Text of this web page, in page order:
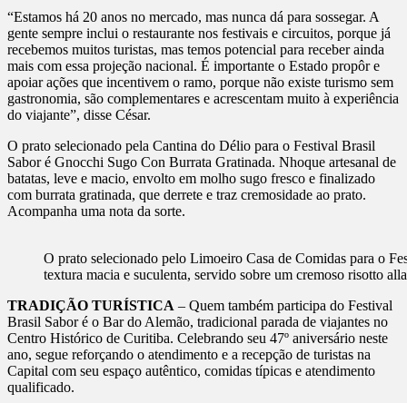
“Estamos há 20 anos no mercado, mas nunca dá para sossegar. A
gente sempre inclui o restaurante nos festivais e circuitos, porque já
recebemos muitos turistas, mas temos potencial para receber ainda
mais com essa projeção nacional. É importante o Estado propôr e
apoiar ações que incentivem o ramo, porque não existe turismo sem
gastronomia, são complementares e acrescentam muito à experiência
do viajante”, disse César.
O prato selecionado pela Cantina do Délio para o Festival Brasil
Sabor é Gnocchi Sugo Con Burrata Gratinada. Nhoque artesanal de
batatas, leve e macio, envolto em molho sugo fresco e finalizado
com burrata gratinada, que derrete e traz cremosidade ao prato.
Acompanha uma nota da sorte.
O prato selecionado pelo Limoeiro Casa de Comidas para o
textura macia e suculenta, servido sobre um cremoso risotto
TRADIÇÃO TURÍSTICA – Quem também participa do Festival
Brasil Sabor é o Bar do Alemão, tradicional parada de viajantes no
Centro Histórico de Curitiba. Celebrando seu 47º aniversário neste
ano, segue reforçando o atendimento e a recepção de turistas na
Capital com seu espaço autêntico, comidas típicas e atendimento
qualificado.